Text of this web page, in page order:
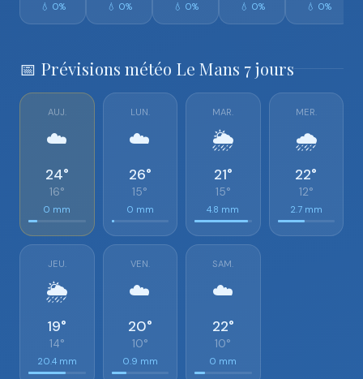
💧 0% 💧 0% 💧 0% 💧 0% 💧 0%
📅 Prévisions météo Le Mans 7 jours
AUJ.
☁️
24°
16°
0 mm
LUN.
☁️
26°
15°
0 mm
MAR.
🌦️
21°
15°
4.8 mm
MER.
🌧️
22°
12°
2.7 mm
JEU.
🌦️
19°
14°
20.4 mm
VEN.
☁️
20°
10°
0.9 mm
SAM.
☁️
22°
10°
0 mm